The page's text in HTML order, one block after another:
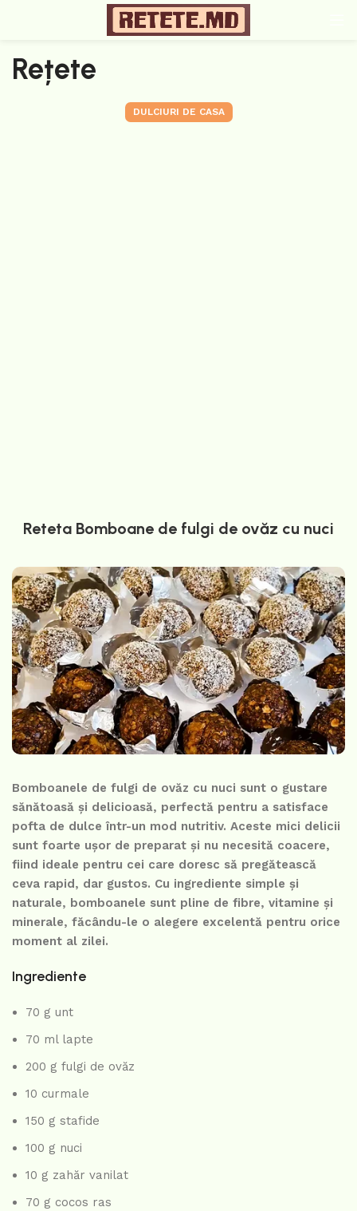
Rețete
DULCIURI DE CASA
Reteta Bomboane de fulgi de ovăz cu nuci
Bomboanele de fulgi de ovăz cu nuci sunt o gustare
sănătoasă și delicioasă, perfectă pentru a satisface
pofta de dulce într-un mod nutritiv. Aceste mici delicii
sunt foarte ușor de preparat și nu necesită coacere,
fiind ideale pentru cei care doresc să pregătească
ceva rapid, dar gustos. Cu ingrediente simple și
naturale, bomboanele sunt pline de fibre, vitamine și
minerale, făcându-le o alegere excelentă pentru orice
moment al zilei.
Ingrediente
70 g unt
70 ml lapte
200 g fulgi de ovăz
10 curmale
150 g stafide
100 g nuci
10 g zahăr vanilat
70 g cocos ras